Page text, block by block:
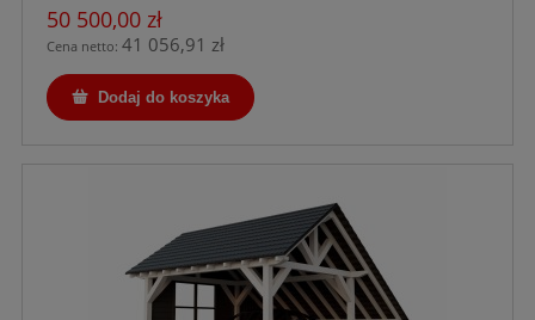
50 500,00 zł
Cena netto:41 056,91 zł
Dodaj do koszyka